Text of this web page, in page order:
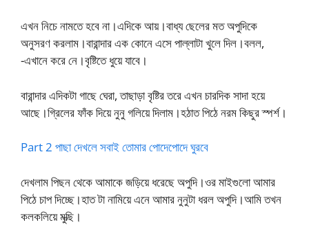
এখন নিচে নামতে হবে না।এদিকে আয়।বাধ্য ছেলের মত অপুদিকে
অনুসরণ করলাম।বারান্দার এক কোনে এসে পাল্লাটা খুলে দিল।বলল,
-এখানে করে নে।বৃষ্টিতে ধুয়ে যাবে।
বারান্দার এদিকটা গাছে ঘেরা, তাছাড়া বৃষ্টির তরে এখন চারদিক সাদা হয়ে
আছে।গ্রিলের ফাঁক দিয়ে নুনু গলিয়ে দিলাম।হঠাত পিঠে নরম কিছুর স্পর্শ।
Part 2 পাছা দেখলে সবাই তোমার পোদেপোদে ঘুরবে
দেখলাম পিছন থেকে আমাকে জড়িয়ে ধরেছে অপুদি।ওর মাইগুলো আমার
পিঠে চাপ দিচ্ছে।হাত টা নামিয়ে এনে আমার নুনুটা ধরল অপুদি।আমি তখন
কলকলিয়ে মুত্ছি।